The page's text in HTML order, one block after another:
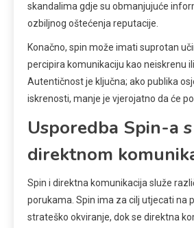
skandalima gdje su obmanjujuće
ozbiljnog oštećenja reputacije.
Konačno, spin može imati suprotan
percipira komunikaciju kao neiskrenu
Autentičnost je ključna; ako publika
iskrenosti, manje je vjerojatno da će
Usporedba Spin-a s
direktnom
Spin i direktna komunikacija služe
porukama. Spin ima za cilj utjecati na
strateško okviranje, dok se direktna